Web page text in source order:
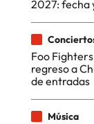
2027: fecha
Foo
regreso a
de entradas
Música